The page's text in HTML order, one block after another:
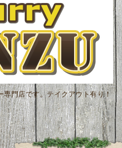
専門店です。テイクアウト有り！